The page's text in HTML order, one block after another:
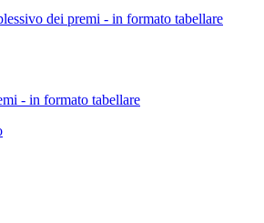
dei premi - in formato tabellare
- in formato tabellare